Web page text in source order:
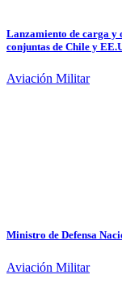
Lanzamiento de carga y
conjuntas de Chile y
Aviación Militar
Ministro de Defensa
Aviación Militar